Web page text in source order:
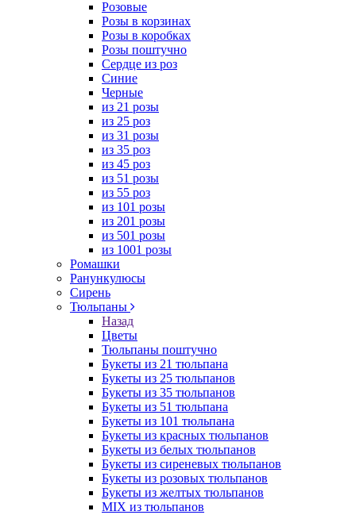
Розовые
Розы в корзинах
Розы в коробках
Розы поштучно
Сердце из роз
Синие
Черные
из 21 розы
из 25 роз
из 31 розы
из 35 роз
из 45 роз
из 51 розы
из 55 роз
из 101 розы
из 201 розы
из 501 розы
из 1001 розы
Ромашки
Ранункулюсы
Сирень
Тюльпаны
Назад
Цветы
Тюльпаны поштучно
Букеты из 21 тюльпана
Букеты из 25 тюльпанов
Букеты из 35 тюльпанов
Букеты из 51 тюльпана
Букеты из 101 тюльпана
Букеты из красных тюльпанов
Букеты из белых тюльпанов
Букеты из сиреневых тюльпанов
Букеты из розовых тюльпанов
Букеты из желтых тюльпанов
MIX из тюльпанов